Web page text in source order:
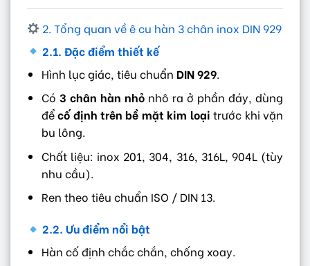
2. Tổng quan về ê cu hàn 3 chân inox DIN 929
2.1. Đặc điểm thiết kế
Hình lục giác, tiêu chuẩn DIN 929.
Có 3 chân hàn nhỏnhô ra ở phần đáy, dùng
đểcố định trên bề mặt kim loại trước khi vặn
bu lông.
Chất liệu: inox 201, 304, 316, 316L, 904L (tùy
nhu cầu).
Ren theo tiêu chuẩn ISO / DIN 13.
2.2. Ưu điểm nổi bật
Hàn cố định chắc chắn, chống xoay.